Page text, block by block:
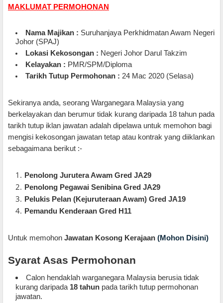
MAKLUMAT PERMOHONAN
Nama Majikan : Suruhanjaya Perkhidmatan Awam Negeri
Johor (SPAJ)
Lokasi Kekosongan : Negeri Johor Darul Takzim
Kelayakan : PMR/SPM/Diploma
Tarikh Tutup Permohonan : 24 Mac 2020 (Selasa)
Sekiranya anda, seorang Warganegara Malaysia yang
berkelayakan dan berumur tidak kurang daripada 18 tahun pada
tarikh tutup iklan jawatan adalah dipelawa untuk memohon bagi
mengisi kekosongan jawatan tetap atau kontrak yang diiklankan
sebagaimana berikut :-
Penolong Jurutera Awam Gred JA29
Penolong Pegawai Senibina Gred JA29
Pelukis Pelan (Kejuruteraan Awam) Gred JA19
Pemandu Kenderaan Gred H11
Untuk memohon Jawatan Kosong Kerajaan (Mohon Disini)
Syarat Asas Permohonan
Calon hendaklah warganegara Malaysia berusia tidak
kurang daripada 18 tahun pada tarikh tutup permohonan
jawatan.